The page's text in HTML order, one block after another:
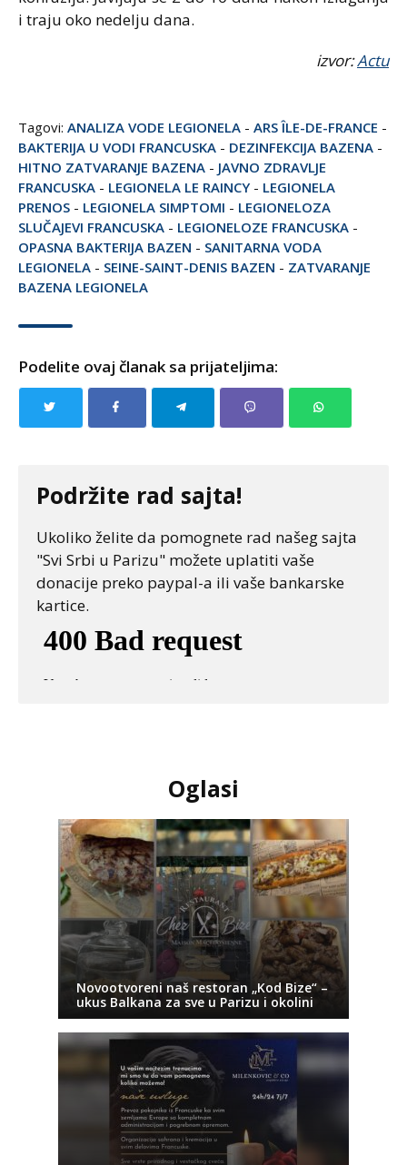
i traju oko nedelju dana.
izvor:Actu
Tagovi: ANALIZA VODE LEGIONELA - ARS ÎLE-DE-FRANCE -
BAKTERIJA U VODI FRANCUSKA - DEZINFEKCIJA BAZENA -
HITNO ZATVARANJE BAZENA - JAVNO ZDRAVLJE
FRANCUSKA - LEGIONELA LE RAINCY - LEGIONELA
PRENOS - LEGIONELA SIMPTOMI - LEGIONELOZA
SLUČAJEVI FRANCUSKA - LEGIONELOZE FRANCUSKA -
OPASNA BAKTERIJA BAZEN - SANITARNA VODA
LEGIONELA - SEINE-SAINT-DENIS BAZEN - ZATVARANJE
BAZENA LEGIONELA
Podelite ovaj članak sa prijateljima:
Podržite rad sajta!
Ukoliko želite da pomognete rad našeg sajta
"Svi Srbi u Parizu" možete uplatiti vaše
donacije preko paypal-a ili vaše bankarske
kartice.
Oglasi
Novootvoreni naš restoran „Kod Bize“ –
ukus Balkana za sve u Parizu i okolini